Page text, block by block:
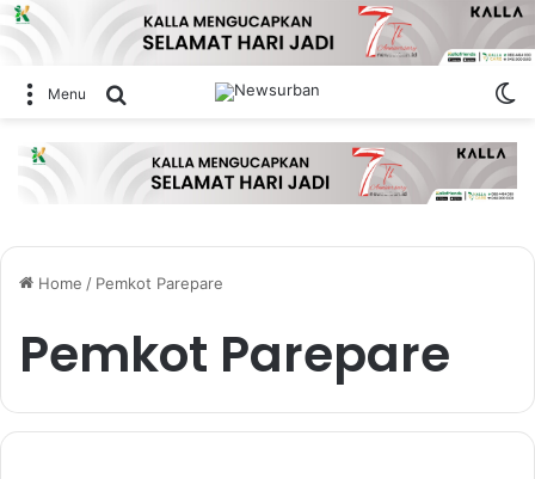
Menu Search for
Home / Pemkot Parepare
Pemkot Parepare